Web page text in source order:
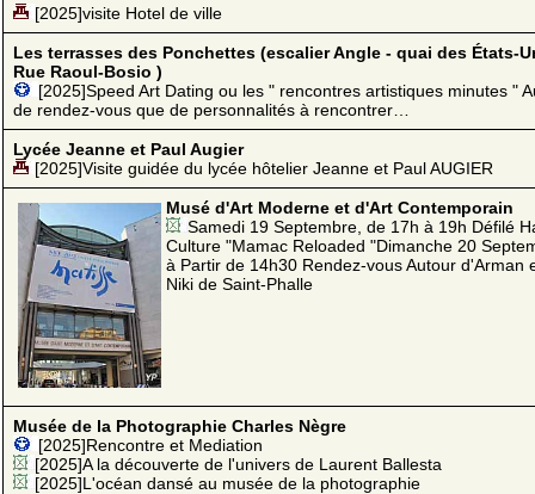
[2025]visite Hotel de ville
Les terrasses des Ponchettes (escalier Angle - quai des États-
Rue Raoul-Bosio )
[2025]Speed Art Dating ou les " rencontres artistiques minutes "
de rendez-vous que de personnalités à rencontrer…
Lycée Jeanne et Paul Augier
[2025]Visite guidée du lycée hôtelier Jeanne et Paul AUGIER
Musé d'Art Moderne et d'Art Contemporain
Samedi 19 Septembre, de 17h à 19h Défilé
Culture "Mamac Reloaded "Dimanche 20
à Partir de 14h30 Rendez-vous Autour d'Arman
Niki de Saint-Phalle
Musée de la Photographie Charles Nègre
[2025]Rencontre et Mediation
[2025]A la découverte de l'univers de Laurent Ballesta
[2025]L'océan dansé au musée de la photographie